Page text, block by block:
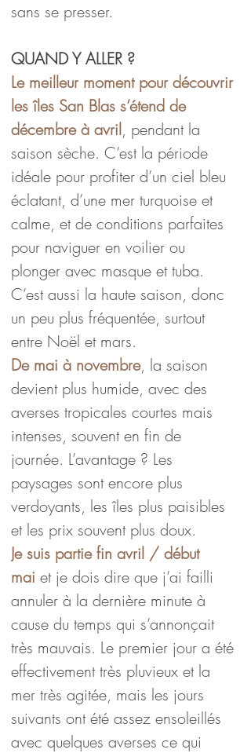
sans se presser.
QUAND Y ALLER ?
Le meilleur moment pour découvrir
les îles San Blas s’étend de
décembre à avril, pendant la
saison sèche. C’est la période
idéale pour profiter d’un ciel bleu
éclatant, d’une mer turquoise et
calme, et de conditions parfaites
pour naviguer en voilier ou
plonger avec masque et tuba.
C’est aussi la haute saison, donc
un peu plus fréquentée, surtout
entre Noël et mars.
De mai à novembre, la saison
devient plus humide, avec des
averses tropicales courtes mais
intenses, souvent en fin de
journée. L’avantage ? Les
paysages sont encore plus
verdoyants, les îles plus paisibles
et les prix souvent plus doux.
Je suis partie fin avril / début
mai et je dois dire que j’ai failli
annuler à la dernière minute à
cause du temps qui s’annonçait
très mauvais. Le premier jour a été
effectivement très pluvieux et la
mer très agitée, mais les jours
suivants ont été assez ensoleillés
avec quelques averses ce qui